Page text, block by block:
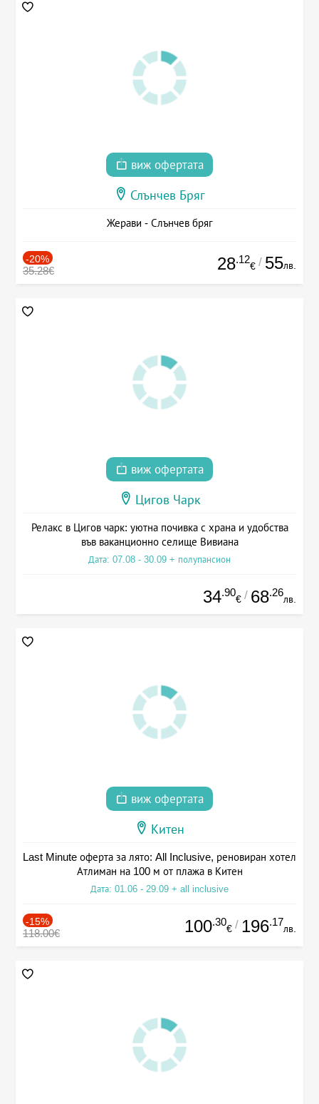
виж офертата
Слънчев Бряг
Жерави - Слънчев бряг
-20%
35.28€ 28.12
€ / 55лв.
виж офертата
Цигов Чарк
Релакс в Цигов чарк: уютна почивка с храна и удобства
във ваканционно селище Вивиана
Дата: 07.08 - 30.09 + полупансион
34.90
€ / 68.26
лв.
виж офертата
Китен
Last Minute оферта за лято: All Inclusive, реновиран хотел
Атлиман на 100 м от плажа в Китен
Дата: 01.06 - 29.09 + all inclusive
-15%
118.00€ 100.30
€ / 196.17
лв.